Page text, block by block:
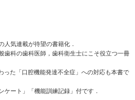
人気連載が待望の書籍化．
歯科の歯科医師，歯科衛生士にこそ役立つ一冊
った「口腔機能発達不全症」への対応も本書で
ケート」「機能訓練記録」付です．